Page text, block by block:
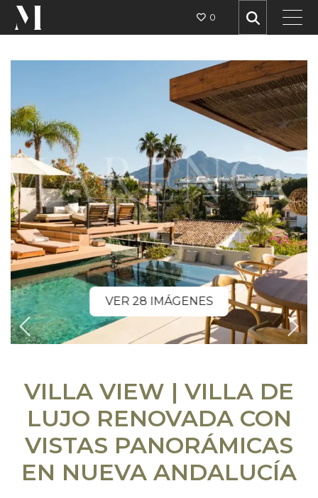
0
VER 28 IMÁGENES
Previous
VILLA VIEW | VILLA DE
LUJO RENOVADA CON
VISTAS PANORÁMICAS
EN NUEVA ANDALUCÍA